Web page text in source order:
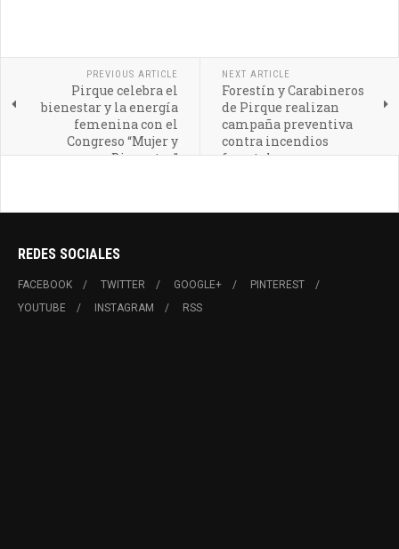
PREVIOUS ARTICLE
Pirque celebra el
bienestar y la energía
femenina con el
Congreso “Mujer y
Bienestar”
NEXT ARTICLE
Forestín y Carabineros
de Pirque realizan
campaña preventiva
contra incendios
forestales
REDES SOCIALES
FACEBOOK TWITTER GOOGLE+
PINTEREST
YOUTUBE
INSTAGRAM RSS